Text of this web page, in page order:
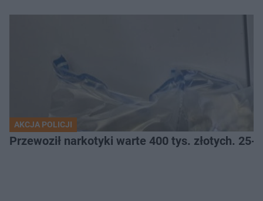
AKCJA POLICJI
Przewoził narkotyki warte 400 tys. złotych.